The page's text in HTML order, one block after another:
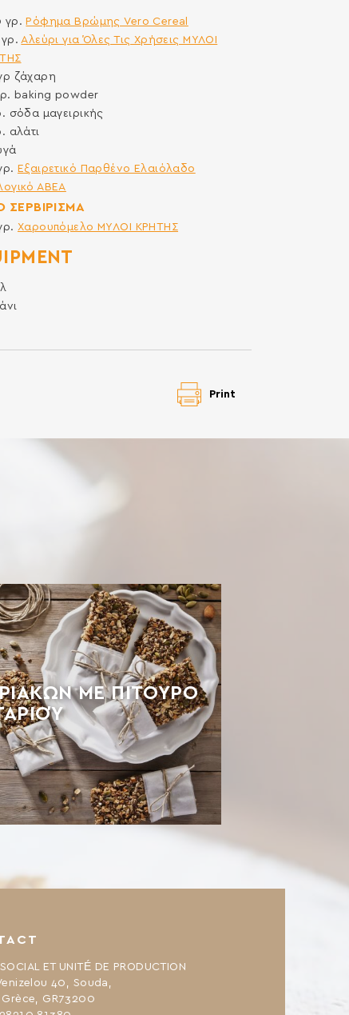
γρ. Ρόφημα Βρώμης Vero Cereal
γρ.Αλεύρι για Όλες Τις Χρήσεις ΜΥΛΟΙ
ζάχαρη
baking powder
σόδα μαγειρικής
αλάτι
Εξαιρετικό Παρθένο Ελαιόλαδο
ΑΒΕΑ
ΣΕΡΒΙΡΙΣΜΑ
Χαρουπόμελο ΜΥΛΟΙ ΚΡΗΤΗΣ
Print
ΜΕ ΠΊΤΟΥΡΟ
ET UNITÉ DE PRODUCTION
40, Souda,
GR73200